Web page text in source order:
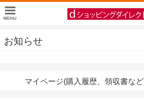
お知らせ
マイページ(購入履歴、領収書な